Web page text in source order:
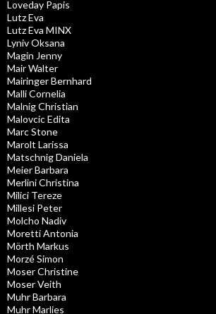
Loveday Papis
Lutz Eva
Lutz Eva MINX
Lyniv Oksana
Magin Jenny
Mair Walter
Mairinger Bernhard
Malli Cornelia
Malnig Christian
Malovcic Edita
Marc Stone
Marolt Larissa
Matschnig Daniela
Meier Barbara
Merlini Christina
Milici Tereze
Millesi Peter
Molcho Nadiv
Moretti Antonia
Mörth Markus
Morzé Simon
Moser Christine
Moser Veith
Muhr Barbara
Muhr Marlies